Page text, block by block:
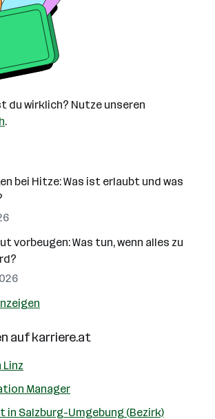
du wirklich? Nutze unseren
.
bei Hitze: Was ist erlaubt und was
vorbeugen: Was tun, wenn alles zu
aufkarriere.at
Manager
in Salzburg-Umgebung (Bezirk)